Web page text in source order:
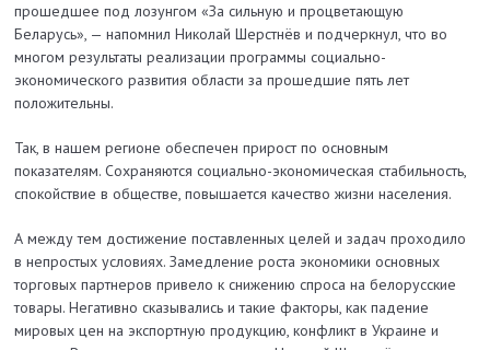
прошедшее под лозунгом «За сильную и процветающую
Беларусь», — напомнил Николай Шерстнёв и подчеркнул, что во
многом результаты реализации программы социально-
экономического развития области за прошедшие пять лет
положительны.
Так, в нашем регионе обеспечен прирост по основным
показателям. Сохраняются социально-экономиче­ская стабильность,
спокойствие в обществе, повышается качество жизни населения.
А между тем достижение поставленных целей и задач проходило
в непростых условиях. Замедление роста экономики основных
торговых партнеров привело к снижению спроса на белорусские
товары. Негативно сказывались и такие факторы, как падение
мировых цен на экспортную продукцию, конфликт в Украине и